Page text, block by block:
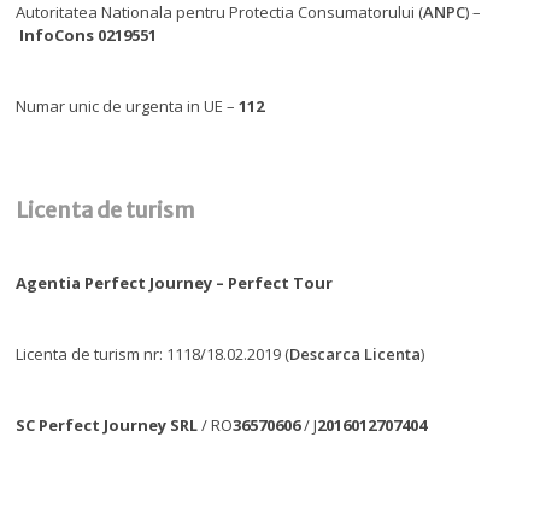
Autoritatea Nationala pentru Protectia Consumatorului (ANPC) –
InfoCons 0219551
Numar unic de urgenta in UE –112
Licenta de turism
Agentia Perfect Journey – Perfect Tour
Licenta de turism nr: 1118/18.02.2019 (Descarca Licenta)
SC Perfect Journey SRL/ RO36570606/ J2016012707404